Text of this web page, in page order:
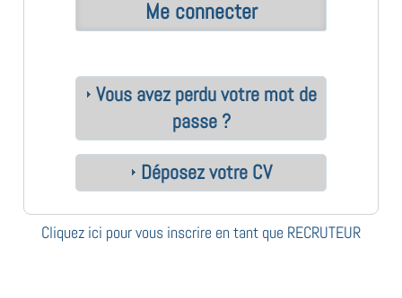
Vous avez perdu votre mot de
passe ?
Déposez votre CV
Cliquez ici pour vous inscrire en tant que RECRUTEUR